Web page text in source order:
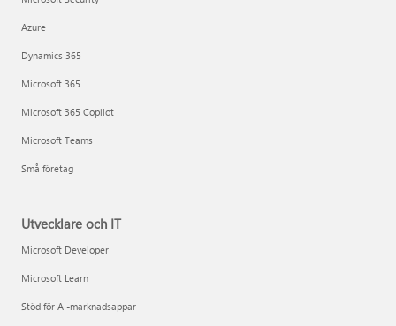
Azure
Dynamics 365
Microsoft 365
Microsoft 365 Copilot
Microsoft Teams
Små företag
Utvecklare och IT
Microsoft Developer
Microsoft Learn
Stöd för AI-marknadsappar